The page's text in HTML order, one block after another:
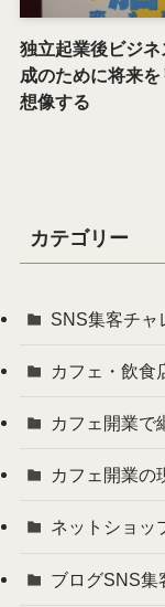
独立起業後ビジネ
成のために将来を
想像する
カテゴリー
SNS集客チャ
カフェ・飲食
カフェ開業で
カフェ開業の
ネットショッ
ブログSNS集